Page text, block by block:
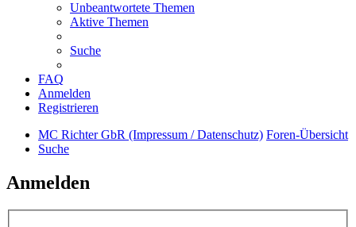
Unbeantwortete Themen
Aktive Themen
Suche
FAQ
Anmelden
Registrieren
MC Richter GbR (Impressum / Datenschutz) Foren-Übersicht
Suche
Anmelden